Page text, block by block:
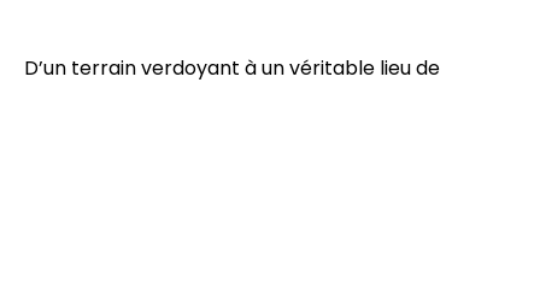
D’un terrain verdoyant à un véritable lieu de